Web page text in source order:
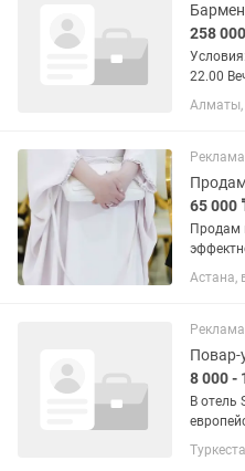
258
22.00
города Вкусные обеды Официальное
Алматы,
Реклама
65 000
Продам
50, за
Астана,
Реклама
Повар-
8 000 -
В отель
европейской
Опыт